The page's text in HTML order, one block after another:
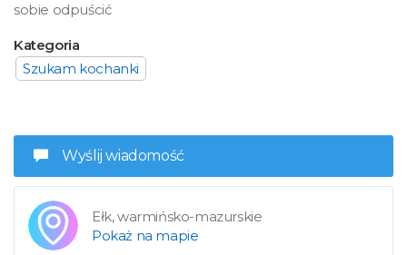
sobie odpuścić
Kategoria
Szukam kochanki
Wyślij wiadomość
Ełk, warmińsko-mazurskie
Pokaż na mapie